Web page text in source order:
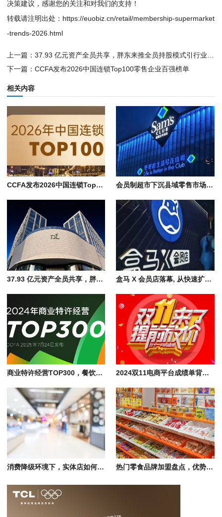
决策建议，感谢您的关注和对我们的支持！
转载请注明出处： https://euobiz.cn/retail/membership-supermarket
-trends-2026.html
上一篇： 37.93 亿元资产全员共享，胖东来推全员持股模式引行业深思
下一篇： CCFA发布2026中国连锁Top100零售企业百强榜单
相关内容
CCFA发布2026中国连锁Top100零售企业百强榜单 会员制超市下沉县域零售市场，山姆计划新开13店，Costco押注西南地区
37.93 亿元资产全员共享，胖东来推全员持股模式引行业深思 盒马 X 会员店落幕, 从快速扩张到全面退场为何没能走下去？
商业特许经营TOP300，餐饮、零售与服务连锁品牌加盟业态迎来爆发式增长 2024双11电商平台成绩单背后的消费狂欢与市场活力
消费降级环境下，实体店如何突围 热门零食品牌加盟盘点，优势与特色解析